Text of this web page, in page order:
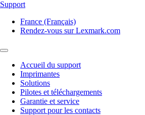
Support
France (Français)
Rendez-vous sur Lexmark.com
Accueil du support
Imprimantes
Solutions
Pilotes et téléchargements
Garantie et service
Support pour les contacts